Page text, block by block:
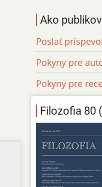
Ako
Poslať
Pokyny pre
Pokyny pre
Filozofia 80